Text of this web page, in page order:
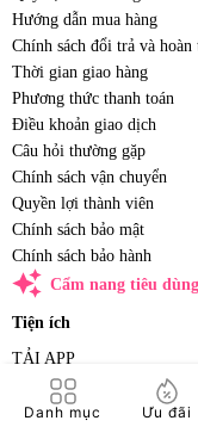
Danh mục Ưu đãi
Hướng dẫn mua hàng
Chính sách đổi trả và hoàn
Thời gian giao hàng
Phương thức thanh toán
Điều khoản giao dịch
Câu hỏi thường gặp
Chính sách vận chuyển
Quyền lợi thành viên
Chính sách bảo mật
Chính sách bảo hành
auto_awesome Cẩm nang tiêu dùng
Tiện ích
TẢI APP